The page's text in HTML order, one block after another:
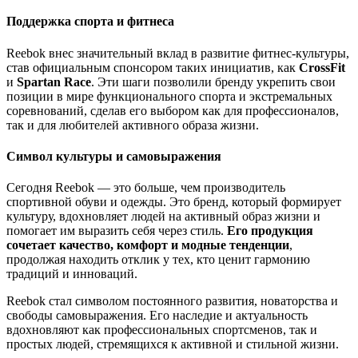
Поддержка спорта и фитнеса
Reebok внес значительный вклад в развитие фитнес-культуры,
став официальным спонсором таких инициатив, как CrossFit
и Spartan Race. Эти шаги позволили бренду укрепить свои
позиции в мире функционального спорта и экстремальных
соревнований, сделав его выбором как для профессионалов,
так и для любителей активного образа жизни.
Символ культуры и самовыражения
Сегодня Reebok — это больше, чем производитель
спортивной обуви и одежды. Это бренд, который формирует
культуру, вдохновляет людей на активный образ жизни и
помогает им выразить себя через стиль. Его продукция
сочетает качество, комфорт и модные тенденции,
продолжая находить отклик у тех, кто ценит гармонию
традиций и инноваций.
Reebok стал символом постоянного развития, новаторства и
свободы самовыражения. Его наследие и актуальность
вдохновляют как профессиональных спортсменов, так и
простых людей, стремящихся к активной и стильной жизни.